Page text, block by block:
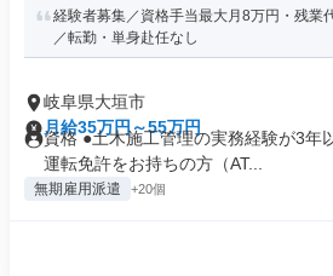
経験者募集／資格手当最大月8万円・残業
／転勤・単身赴任なし
岐阜県大垣市
月給35万円～55万円
資格 ●土木施工管理の実務経験が3年
運転免許をお持ちの方（AT...
無期雇用派遣 +20個